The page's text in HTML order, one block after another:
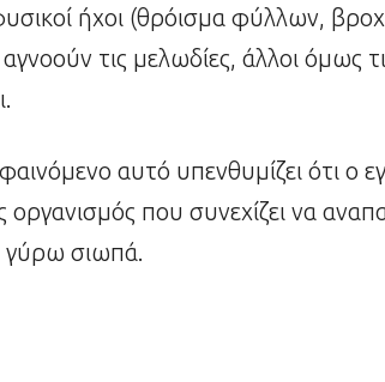
ήχοι (θρόισμα φύλλων,
τις μελωδίες, άλλοι όμως
αυτό υπενθυμίζει ότι ο
που συνεχίζει να
γύρω σιωπά.